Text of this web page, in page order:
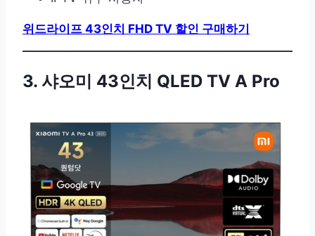
위드라이프 43인치 FHD TV 할인 구매하기
3. 샤오미 43인치 QLED TV A Pro